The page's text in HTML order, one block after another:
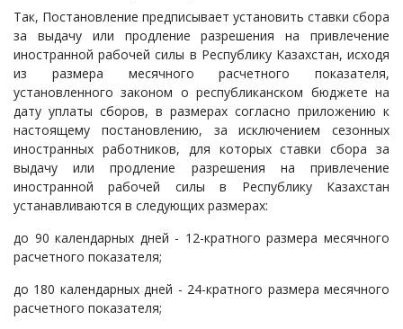
Так, Постановление предписывает установить ставки сбора
за выдачу или продление разрешения на привлечение
иностранной рабочей силы в Республику Казахстан, исходя
из размера месячного расчетного показателя,
установленного законом о республиканском бюджете на
дату уплаты сборов, в размерах согласно приложению к
настоящему постановлению, за исключением сезонных
иностранных работников, для которых ставки сбора за
выдачу или продление разрешения на привлечение
иностранной рабочей силы в Республику Казахстан
устанавливаются в следующих размерах:
до 90 календарных дней - 12-кратного размера месячного
расчетного показателя;
до 180 календарных дней - 24-кратного размера месячного
расчетного показателя;